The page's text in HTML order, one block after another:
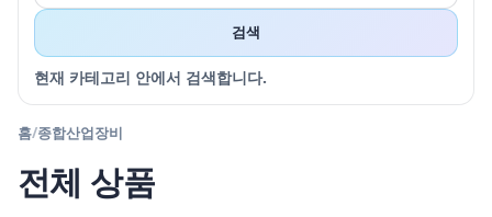
검색
현재 카테고리 안에서 검색합니다.
홈/종합산업장비
전체 상품